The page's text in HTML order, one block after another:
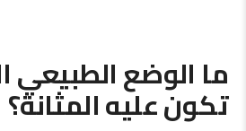
ما الوضع الطبيعي
تكون عليه المثانة؟